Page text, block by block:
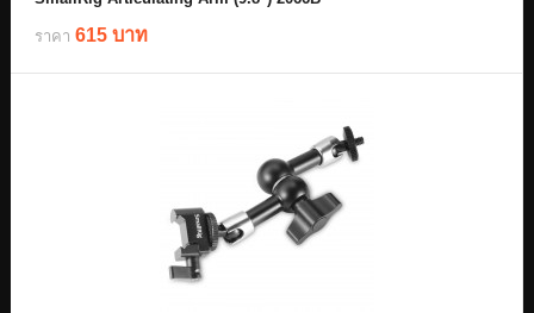
ราคา 615 บาท